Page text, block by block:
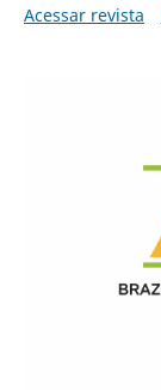
Acessar revista